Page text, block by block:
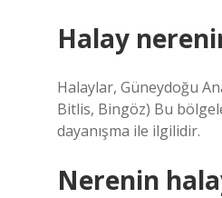
Halay
Halaylar, Güneydoğu
Bitlis, Bingöz) Bu
dayanışma ile ilgilidir.
Nerenin